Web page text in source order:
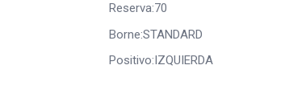
Reserva:70
Borne:STANDARD
Positivo:IZQUIERDA